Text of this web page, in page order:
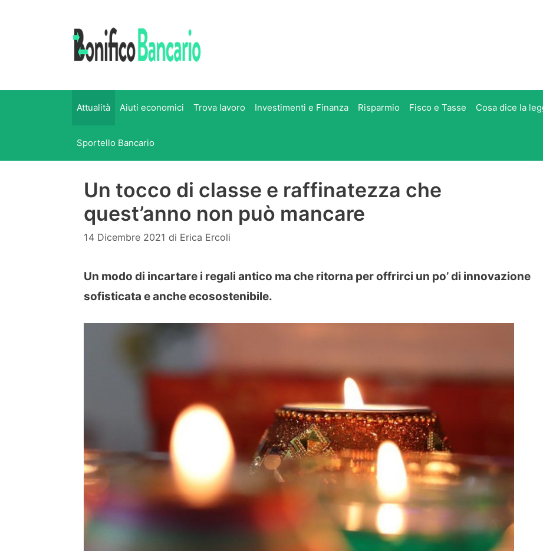
Attualità Aiuti economici Trova lavoro Investimenti e Finanza Risparmio Fisco e Tasse Cosa dice la
Sportello Bancario
Un tocco di classe e raffinatezza che
quest’anno non può mancare
14 Dicembre 2021 di Erica Ercoli
Un modo di incartare i regali antico ma che ritorna per offrirci un po’ di innovazione
sofisticata e anche ecosostenibile.